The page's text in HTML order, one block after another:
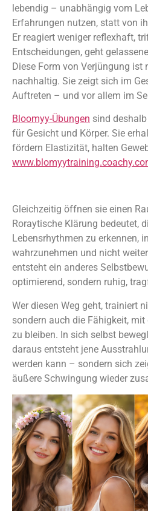
lebendig – unabhängig vom
Erfahrungen nutzen, statt von
Er reagiert weniger reflexhaft,
Entscheidungen, geht
Diese Form von Verjüngung ist
nachhaltig. Sie zeigt sich im
Auftreten – und vor allem im
Bloomyy-Übungen sind
für Gesicht und Körper. Sie
fördern Elastizität, halten
Gleichzeitig öffnen sie einen
Roraytische Klärung bedeutet,
Lebensrhythmen zu erkennen,
wahrzunehmen und nicht
entsteht ein anderes
optimierend, sondern ruhig,
Wer diesen Weg geht, trainiert
sondern auch die Fähigkeit,
zu bleiben. In sich selbst
daraus entsteht jene
werden kann – sondern sich
äußere Schwingung wieder